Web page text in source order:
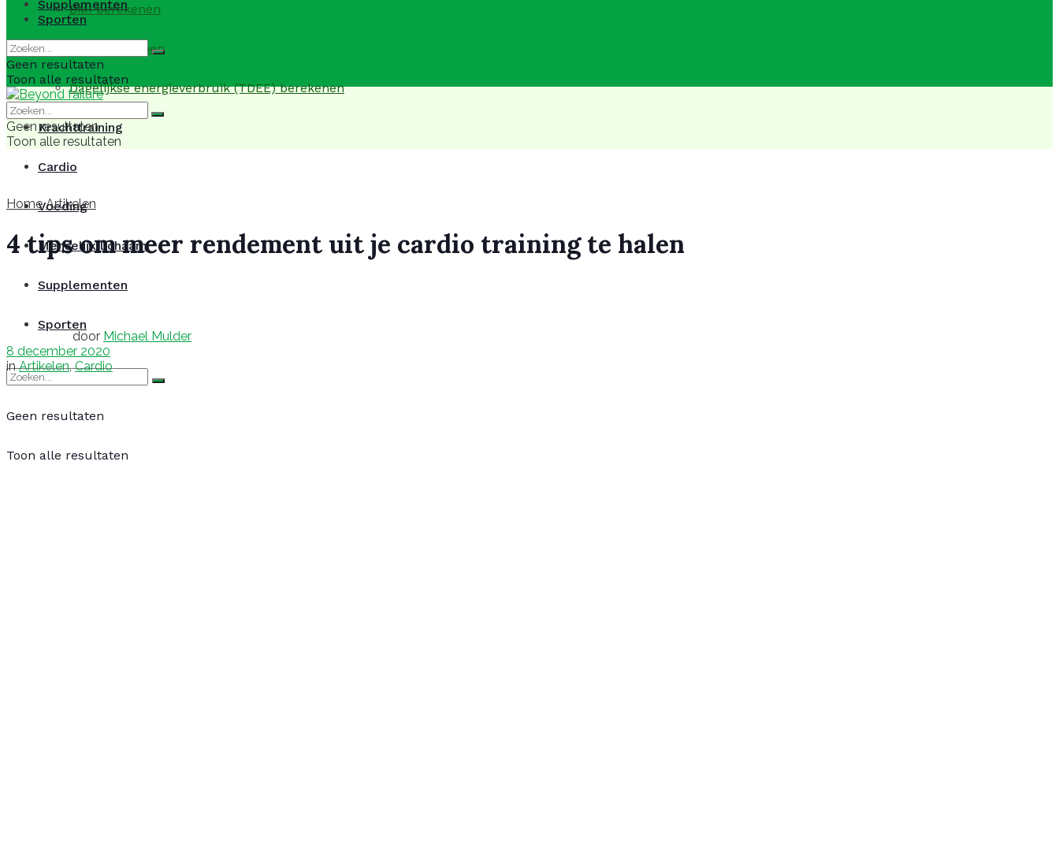
BMI berekenen
BMR berekenen
Dagelijkse energieverbruik (TDEE) berekenen
Krachttraining
Cardio
Voeding
Menselijk lichaam
Supplementen
Sporten
Geen resultaten
Toon alle resultaten
Supplementen
Sporten
Geen resultaten
Toon alle resultaten
Geen resultaten
Toon alle resultaten
Home Artikelen
4 tips om meer rendement uit je cardio training te halen
door Michael Mulder
8 december 2020
in Artikelen,Cardio